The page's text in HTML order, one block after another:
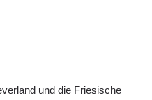
und die Friesische